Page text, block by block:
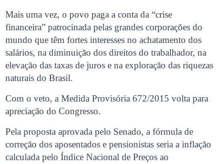
Mais uma vez, o povo paga a conta da “crise
financeira” patrocinada pelas grandes corporações do
mundo que têm fortes interesses no achatamento dos
salários, na diminuição dos direitos do trabalhador, na
elevação das taxas de juros e na exploração das riquezas
naturais do Brasil.
Com o veto, a Medida Provisória 672/2015 volta para
apreciação do Congresso.
Pela proposta aprovada pelo Senado, a fórmula de
correção dos aposentados e pensionistas seria a inflação
calculada pelo Índice Nacional de Preços ao